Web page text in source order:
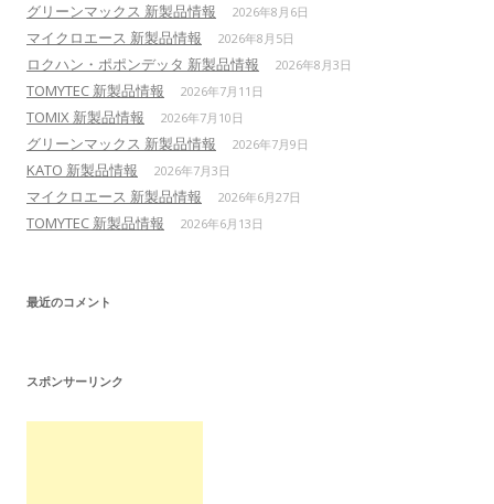
グリーンマックス 新製品情報 2026年8月6日
マイクロエース 新製品情報 2026年8月5日
ロクハン・ポポンデッタ 新製品情報 2026年8月3日
TOMYTEC 新製品情報 2026年7月11日
TOMIX 新製品情報 2026年7月10日
グリーンマックス 新製品情報 2026年7月9日
KATO 新製品情報 2026年7月3日
マイクロエース 新製品情報 2026年6月27日
TOMYTEC 新製品情報 2026年6月13日
最近のコメント
スポンサーリンク